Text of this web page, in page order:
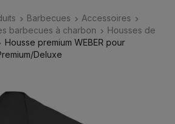
Barbecues
Accessoires
barbecues à charbon
Housses de
Housse premium WEBER pour
Deluxe